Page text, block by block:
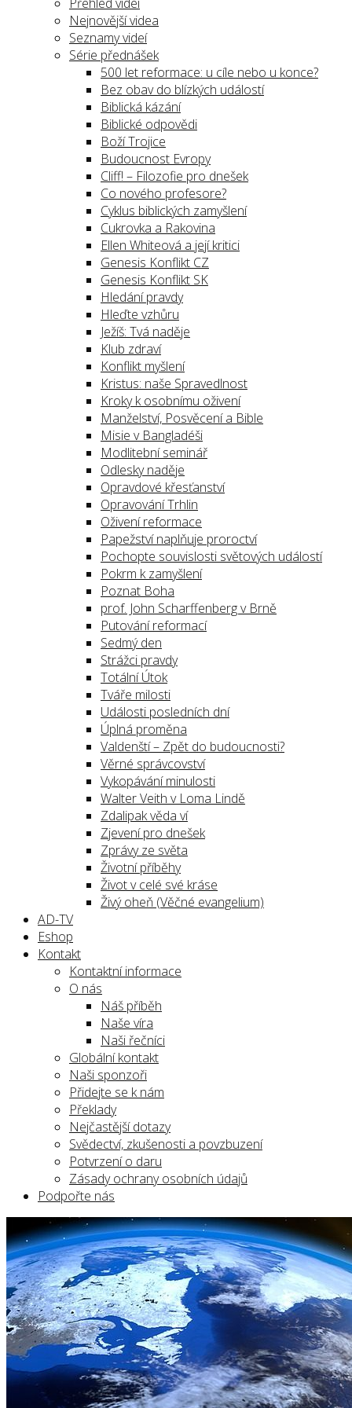
Nejnovější videa
Seznamy videí
Série přednášek
500 let reformace: u cíle nebo u konce?
Bez obav do blízkých událostí
Biblická kázání
Biblické odpovědi
Boží Trojice
Budoucnost Evropy
Cliff! – Filozofie pro dnešek
Co nového profesore?
Cyklus biblických zamyšlení
Cukrovka a Rakovina
Ellen Whiteová a její kritici
Genesis Konflikt CZ
Genesis Konflikt SK
Hledání pravdy
Hleďte vzhůru
Ježíš: Tvá naděje
Klub zdraví
Konflikt myšlení
Kristus: naše Spravedlnost
Kroky k osobnímu oživení
Manželství, Posvěcení a Bible
Misie v Bangladéši
Modlitební seminář
Odlesky naděje
Opravdové křesťanství
Opravování Trhlin
Oživení reformace
Papežství naplňuje proroctví
Pochopte souvislosti světových událostí
Pokrm k zamyšlení
Poznat Boha
prof. John Scharffenberg v Brně
Putování reformací
Sedmý den
Strážci pravdy
Totální Útok
Tváře milosti
Události posledních dní
Úplná proměna
Valdenští – Zpět do budoucnosti?
Věrné správcovství
Vykopávání minulosti
Walter Veith v Loma Lindě
Zdalipak věda ví
Zjevení pro dnešek
Zprávy ze světa
Životní příběhy
Život v celé své kráse
Živý oheň (Věčné evangelium)
AD-TV
Eshop
Kontakt
Kontaktní informace
O nás
Náš příběh
Naše víra
Naši řečníci
Globální kontakt
Naši sponzoři
Přidejte se k nám
Překlady
Nejčastější dotazy
Svědectví, zkušenosti a povzbuzení
Potvrzení o daru
Zásady ochrany osobních údajů
Podpořte nás